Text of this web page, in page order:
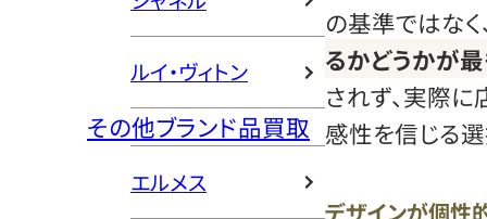
ルイ・ヴィトン
その他ブランド品買取
エルメス
の基準ではなく
るかどうかが
されず、実際
感性を信じる選
デザインが個性